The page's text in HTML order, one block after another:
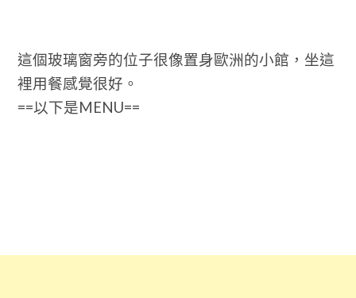
這個玻璃窗旁的位子很像置身歐洲的小館，坐這
裡用餐感覺很好。
==以下是MENU==